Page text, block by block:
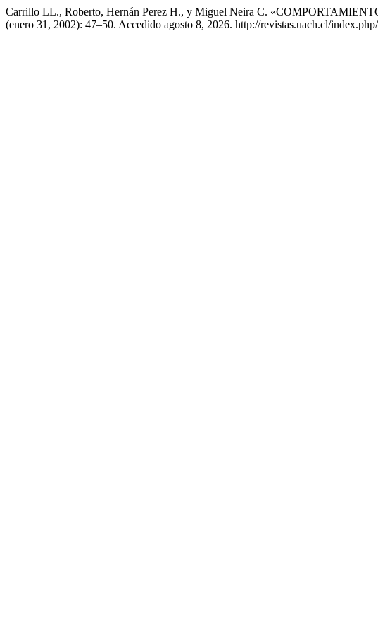
Carrillo LL., Roberto, Hernán Perez H., y Miguel Neira C.
(enero 31, 2002): 47–50. Accedido agosto 8, 2026. http://revistas.uach.cl/